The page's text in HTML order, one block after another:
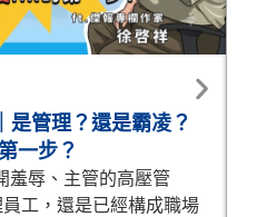
是管理？還是霸凌？
一步？
羞辱、主管的高壓管
工，還是已經構成職場